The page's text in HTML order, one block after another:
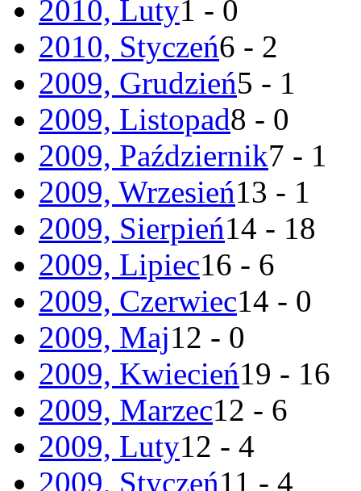
2010, Luty1 - 0
2010, Styczeń6 - 2
2009, Grudzień5 - 1
2009, Listopad8 - 0
2009, Październik7 - 1
2009, Wrzesień13 - 1
2009, Sierpień14 - 18
2009, Lipiec16 - 6
2009, Czerwiec14 - 0
2009, Maj12 - 0
2009, Kwiecień19 - 16
2009, Marzec12 - 6
2009, Luty12 - 4
2009, Styczeń11 - 4